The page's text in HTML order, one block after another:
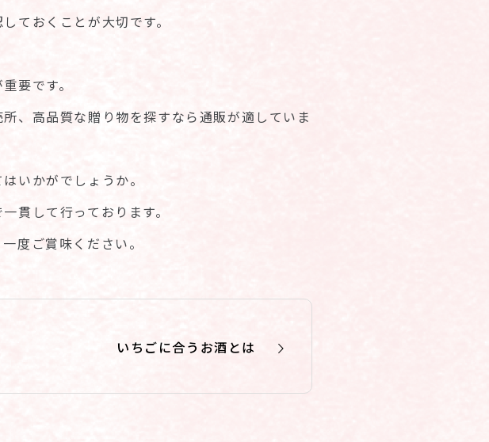
ておくことが大切です。
要です。
、高品質な贈り物を探すなら通販が適していま
いかがでしょうか。
貫して行っております。
度ご賞味ください。
いちごに合うお酒とは